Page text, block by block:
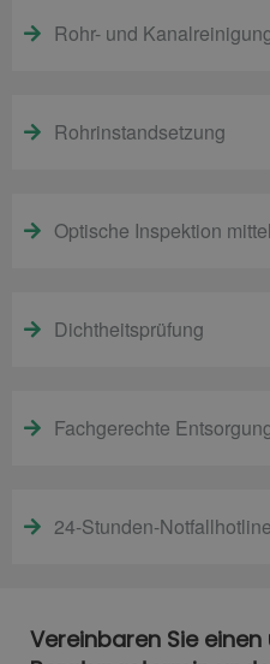
Rohr- und
Rohrinstandsetzung
Optische Inspektion
Dichtheitsprüfung
Fachgerechte
24-Stunden-Notfallhotline
Vereinbaren Sie